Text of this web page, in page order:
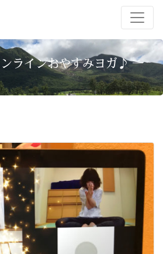
ラインおやすみヨガ♪ ―